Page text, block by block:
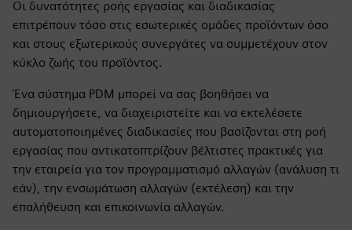
Οι δυνατότητες ροής εργασίας και διαδικασίας
επιτρέπουν τόσο στις εσωτερικές ομάδες προϊόντων όσο
και στους εξωτερικούς συνεργάτες να συμμετέχουν στον
κύκλο ζωής του προϊόντος.
Ένα σύστημα PDM μπορεί να σας βοηθήσει να
δημιουργήσετε, να διαχειριστείτε και να εκτελέσετε
αυτοματοποιημένες διαδικασίες που βασίζονται στη ροή
εργασίας που αντικατοπτρίζουν βέλτιστες πρακτικές για
την εταιρεία για τον προγραμματισμό αλλαγών (ανάλυση τι
εάν), την ενσωμάτωση αλλαγών (εκτέλεση) και την
επαλήθευση και επικοινωνία αλλαγών.